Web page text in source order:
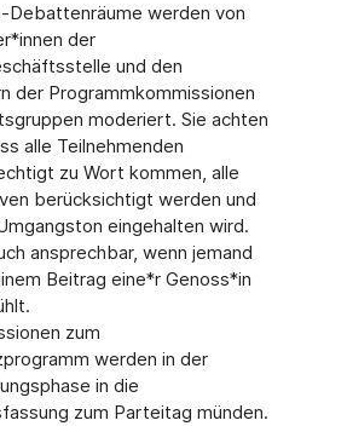
Debattenräume werden von
der
und den
der Programmkommissionen
moderiert. Sie achten
alle Teilnehmenden
zu Wort kommen, alle
berücksichtigt werden und
eingehalten wird.
ansprechbar, wenn jemand
Beitrag eine*r Genoss*in
zum
werden in der
in die
zum Parteitag münden.